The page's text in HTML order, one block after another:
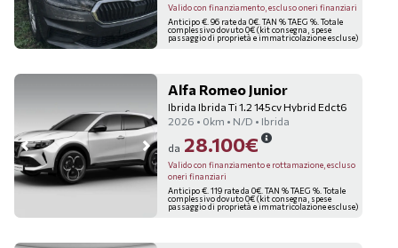
Valido con finanziamento, escluso oneri finanziari
Anticipo €. 96 rate da 0€. TAN % TAEG %. Totale
complessivo dovuto 0€ (kit consegna, spese
passaggio di proprietà e immatricolazione escluse)
Alfa Romeo Junior
Ibrida Ibrida Ti 1.2 145cv Hybrid Edct6
2026 • 0km • N/D • Ibrida
da 28.100€
Valido con finanziamento e rottamazione, escluso
oneri finanziari
Anticipo €. 119 rate da 0€. TAN % TAEG %. Totale
complessivo dovuto 0€ (kit consegna, spese
passaggio di proprietà e immatricolazione escluse)